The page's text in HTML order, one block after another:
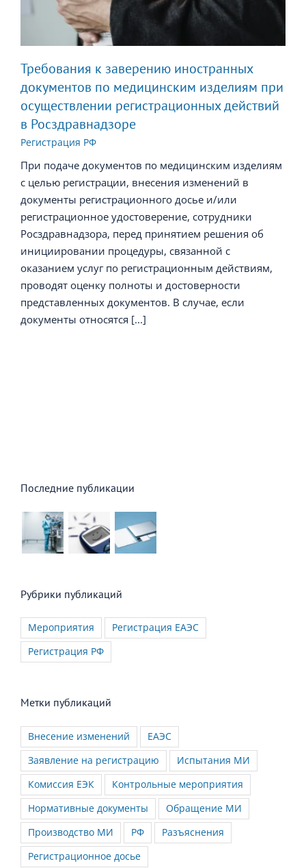
Требования к заверению иностранных
документов по медицинским изделиям при
осуществлении регистрационных действий
в Росздравнадзоре
Регистрация РФ
При подаче документов по медицинским изделиям
с целью регистрации, внесения изменений в
документы регистрационного досье и/или
регистрационное удостоверение, сотрудники
Росздравнадзора, перед принятием решения об
инициировании процедуры, связанной с
оказанием услуг по регистрационным действиям,
проводят оценку полноты и достоверности
представленных документов. В случае, если
документы относятся [...]
Последние публикации
Рубрики публикаций
Мероприятия
Регистрация ЕАЭС
Регистрация РФ
Метки публикаций
Внесение изменений
ЕАЭС
Заявление на регистрацию
Испытания МИ
Комиссия ЕЭК
Контрольные мероприятия
Нормативные документы
Обращение МИ
Производство МИ
РФ
Разъяснения
Регистрационное досье